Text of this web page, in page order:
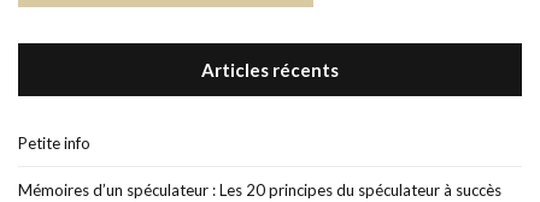
Articles récents
Petite info
Mémoires d’un spéculateur : Les 20 principes du spéculateur à succès